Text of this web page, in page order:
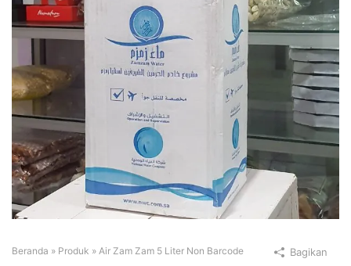
Beranda » Produk » Air Zam Zam 5 Liter Non Barcode Bagikan